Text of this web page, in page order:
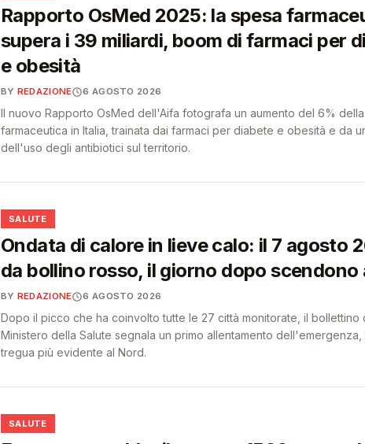
Rapporto OsMed 2025: la spesa
supera i 39 miliardi, boom di farmaci per
e obesità
BY REDAZIONE 6 AGOSTO 2026
Il nuovo Rapporto OsMed dell'Aifa fotografa un aumento del 6%
farmaceutica in Italia, trainata dai farmaci per diabete e obesità e da
dell'uso degli antibiotici sul territorio.
SALUTE
Ondata di calore in lieve calo: il 7 agosto
da bollino rosso, il giorno dopo scendono
BY REDAZIONE 6 AGOSTO 2026
Dopo il picco che ha coinvolto tutte le 27 città monitorate, il bollettino
Ministero della Salute segnala un primo allentamento dell'emergenza,
tregua più evidente al Nord.
SALUTE